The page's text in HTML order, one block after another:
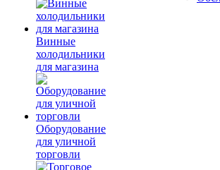
Винные
холодильники
для магазина
Оборудование
для уличной
торговли